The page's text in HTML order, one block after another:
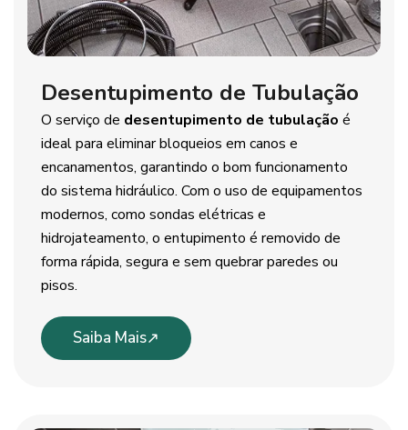
Desentupimento de Tubulação
O serviço de desentupimento de tubulação é
ideal para eliminar bloqueios em canos e
encanamentos, garantindo o bom funcionamento
do sistema hidráulico. Com o uso de equipamentos
modernos, como sondas elétricas e
hidrojateamento, o entupimento é removido de
forma rápida, segura e sem quebrar paredes ou
pisos.
Saiba Mais